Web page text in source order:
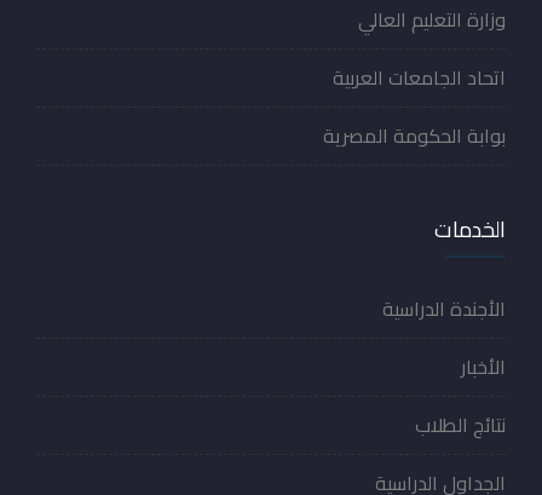
وزارة التعليم العالي
اتحاد الجامعات العربية
بوابة الحكومة المصرية
الخدمات
الأجندة الدراسية
الأخبار
نتائج الطلاب
الجداول الدراسية